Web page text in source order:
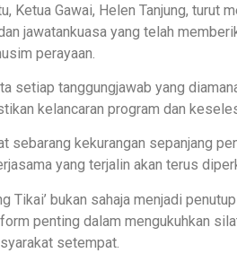
Ketua Gawai, Helen Tanjung, turut
jawatankuasa yang telah
perayaan.
setiap tanggungjawab yang
kelancaran program dan
sebarang kekurangan sepanjang
yang terjalin akan terus
Tikai’ bukan sahaja menjadi
penting dalam mengukuhkan
setempat.